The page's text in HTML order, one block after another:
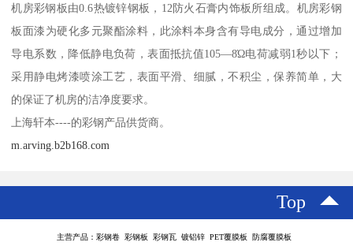
机房彩钢板由0.6热镀锌钢板，12防火石膏内饰板所组成。机房彩钢
板面漆为硬化多元聚酯涂料，此涂料本身含有导电成分，通过增加
导电系数，降低静电负荷，表面抵抗值105—8Ώ电荷减弱1秒以下；
采用静电烤漆喷涂工艺，表面平滑、细腻，不积尘，保养简单，大
的保证了机房的洁净度要求。
上海轩本----的彩钢产品供货商。
m.arving.b2b168.com
Top
主营产品：彩钢卷 彩钢板 彩钢瓦 镀铝锌 PET覆膜板 防腐覆膜板